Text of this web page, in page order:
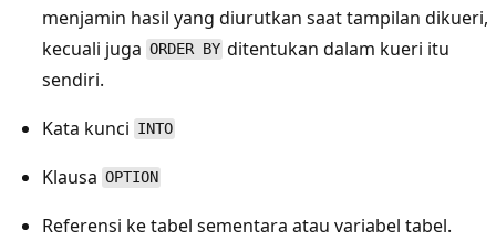
menjamin hasil yang diurutkan saat tampilan dikueri,
kecuali juga ORDER BY ditentukan dalam kueri itu
sendiri.
Kata kunci INTO
Klausa OPTION
Referensi ke tabel sementara atau variabel tabel.